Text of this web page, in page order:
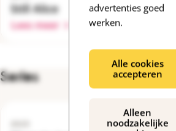
advertenties goed
werken.
Alle cookies
accepteren
Alleen
noodzakelijke
Still Alice
Lees meer
Series
2024